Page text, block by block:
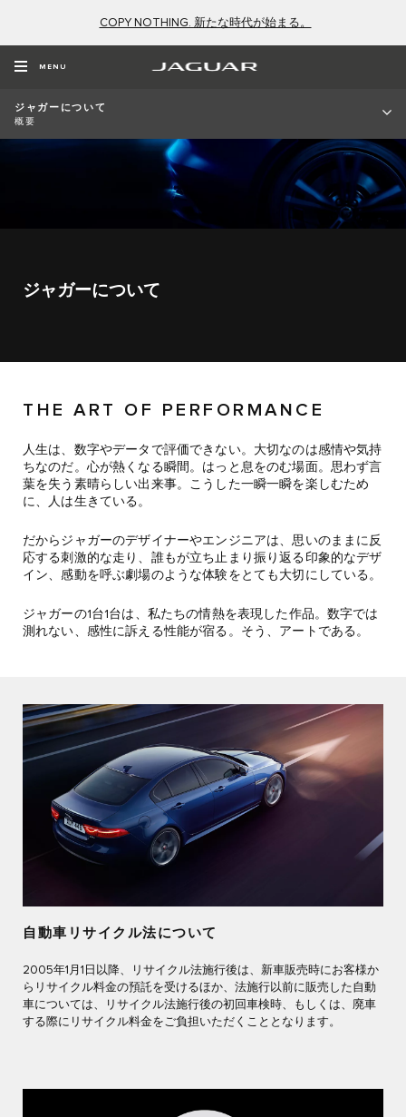
COPY NOTHING. 新たな時代が始まる。
MENU
ジャガーについて
概要
ジャガーについて
THE ART OF PERFORMANCE
人生は、数字やデータで評価できない。大切なのは感情や気持
ちなのだ。心が熱くなる瞬間。はっと息をのむ場面。思わず言
葉を失う素晴らしい出来事。こうした一瞬一瞬を楽しむため
に、人は生きている。
だからジャガーのデザイナーやエンジニアは、思いのままに反
応する刺激的な走り、誰もが立ち止まり振り返る印象的なデザ
イン、感動を呼ぶ劇場のような体験をとても大切にしている。
ジャガーの1台1台は、私たちの情熱を表現した作品。数字では
測れない、感性に訴える性能が宿る。そう、アートである。
自動車リサイクル法について
2005年1月1日以降、リサイクル法施行後は、新車販売時にお客様か
らリサイクル料金の預託を受けるほか、法施行以前に販売した自動
車については、リサイクル法施行後の初回車検時、もしくは、廃車
する際にリサイクル料金をご負担いただくこととなります。